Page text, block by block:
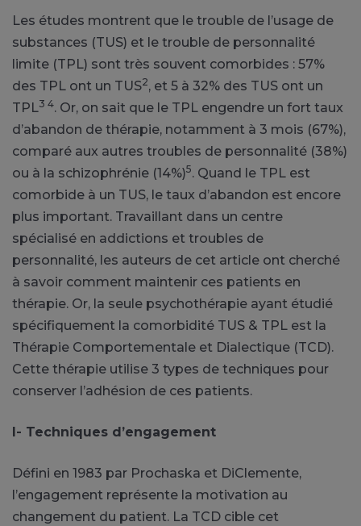
Les études montrent que le trouble de l’usage de
substances (TUS) et le trouble de personnalité
limite (TPL) sont très souvent comorbides : 57%
des TPL ont un TUS2, et 5 à 32% des TUS ont un
TPL3 4. Or, on sait que le TPL engendre un fort taux
d’abandon de thérapie, notamment à 3 mois (67%),
comparé aux autres troubles de personnalité (38%)
ou à la schizophrénie (14%)5. Quand le TPL est
comorbide à un TUS, le taux d’abandon est encore
plus important. Travaillant dans un centre
spécialisé en addictions et troubles de
personnalité, les auteurs de cet article ont cherché
à savoir comment maintenir ces patients en
thérapie. Or, la seule psychothérapie ayant étudié
spécifiquement la comorbidité TUS & TPL est la
Thérapie Comportementale et Dialectique (TCD).
Cette thérapie utilise 3 types de techniques pour
conserver l’adhésion de ces patients.
I- Techniques d’engagement
Défini en 1983 par Prochaska et DiClemente,
l’engagement représente la motivation au
changement du patient. La TCD cible cet